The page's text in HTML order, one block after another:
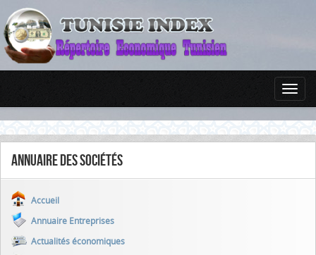
Annuaire des sociétés
Accueil
Annuaire Entreprises
Actualités économiques